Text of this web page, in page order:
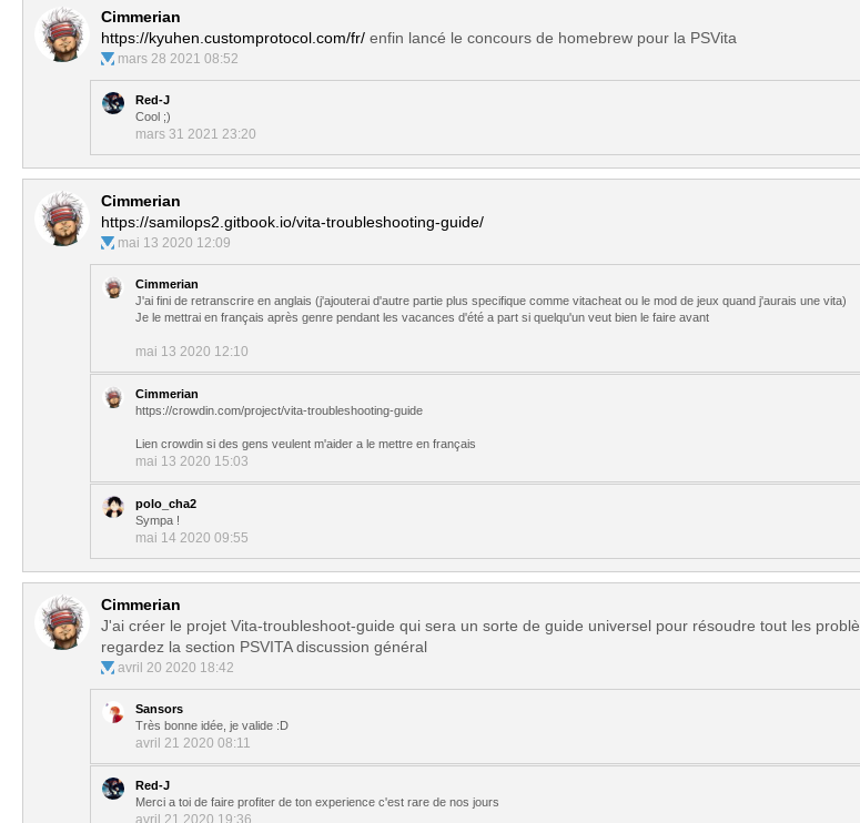
Cimmerian
https://kyuhen.customprotocol.com/fr/ enfin lancé le concours de homebrew pour la PSVita
mars 28 2021 08:52
Red-J
Cool ;)
mars 31 2021 23:20
Cimmerian
https://samilops2.gitbook.io/vita-troubleshooting-guide/
mai 13 2020 12:09
Cimmerian
J'ai fini de retranscrire en anglais (j'ajouterai d'autre partie plus specifique comme vitacheat ou le mod de jeux quand j'aurais une vita)
Je le mettrai en français après genre pendant les vacances d'été a part si quelqu'un veut bien le faire avant
mai 13 2020 12:10
Cimmerian
https://crowdin.com/project/vita-troubleshooting-guide
Lien crowdin si des gens veulent m'aider a le mettre en français
mai 13 2020 15:03
polo_cha2
Sympa !
mai 14 2020 09:55
Cimmerian
J'ai créer le projet Vita-troubleshoot-guide qui sera un sorte de guide universel pour résoudre tout les
regardez la section PSVITA discussion général
avril 20 2020 18:42
Sansors
Très bonne idée, je valide :D
avril 21 2020 08:11
Red-J
Merci a toi de faire profiter de ton experience c'est rare de nos jours
avril 21 2020 19:36